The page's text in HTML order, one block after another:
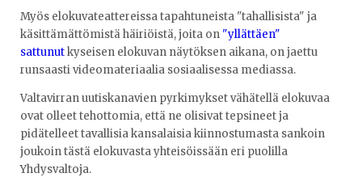
Myös elokuvateattereissa tapahtuneista "tahallisista" ja
käsittämättömistä häiriöistä, joita on "yllättäen"
sattunutkyseisen elokuvan näytöksen aikana, on jaettu
runsaasti videomateriaalia sosiaalisessa mediassa.
Valtavirran uutiskanavien pyrkimykset vähätellä elokuvaa
ovat olleet tehottomia, että ne olisivat tepsineet ja
pidätelleet tavallisia kansalaisia kiinnostumasta sankoin
joukoin tästä elokuvasta yhteisöissään eri puolilla
Yhdysvaltoja.